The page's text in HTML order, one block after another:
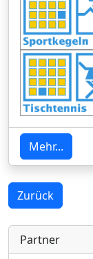
Mehr...
Zurück
Partner